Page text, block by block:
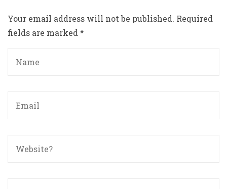
Your email address will not be published. Required
fields are marked *